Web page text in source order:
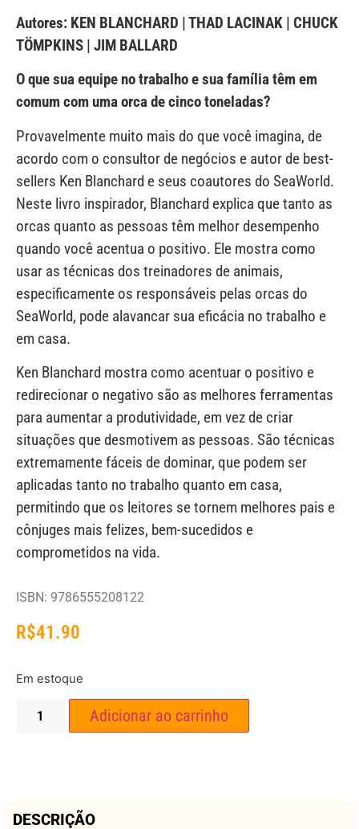
Autores: KEN BLANCHARD | THAD LACINAK | CHUCK
TÖMPKINS | JIM BALLARD
O que sua equipe no trabalho e sua família têm em
comum com uma orca de cinco toneladas?
Provavelmente muito mais do que você imagina, de
acordo com o consultor de negócios e autor de best-
sellers Ken Blanchard e seus coautores do SeaWorld.
Neste livro inspirador, Blanchard explica que tanto as
orcas quanto as pessoas têm melhor desempenho
quando você acentua o positivo. Ele mostra como
usar as técnicas dos treinadores de animais,
especificamente os responsáveis pelas orcas do
SeaWorld, pode alavancar sua eficácia no trabalho e
em casa.
Ken Blanchard mostra como acentuar o positivo e
redirecionar o negativo são as melhores ferramentas
para aumentar a produtividade, em vez de criar
situações que desmotivem as pessoas. São técnicas
extremamente fáceis de dominar, que podem ser
aplicadas tanto no trabalho quanto em casa,
permitindo que os leitores se tornem melhores pais e
cônjuges mais felizes, bem-sucedidos e
comprometidos na vida.
ISBN: 9786555208122
R$41.90
Em estoque
Adicionar ao carrinho
DESCRIÇÃO